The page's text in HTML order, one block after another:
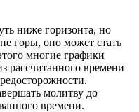
ниже горизонта, но
горы, оно может стать
многие графики
рассчитанного времени
молитву до
времени.